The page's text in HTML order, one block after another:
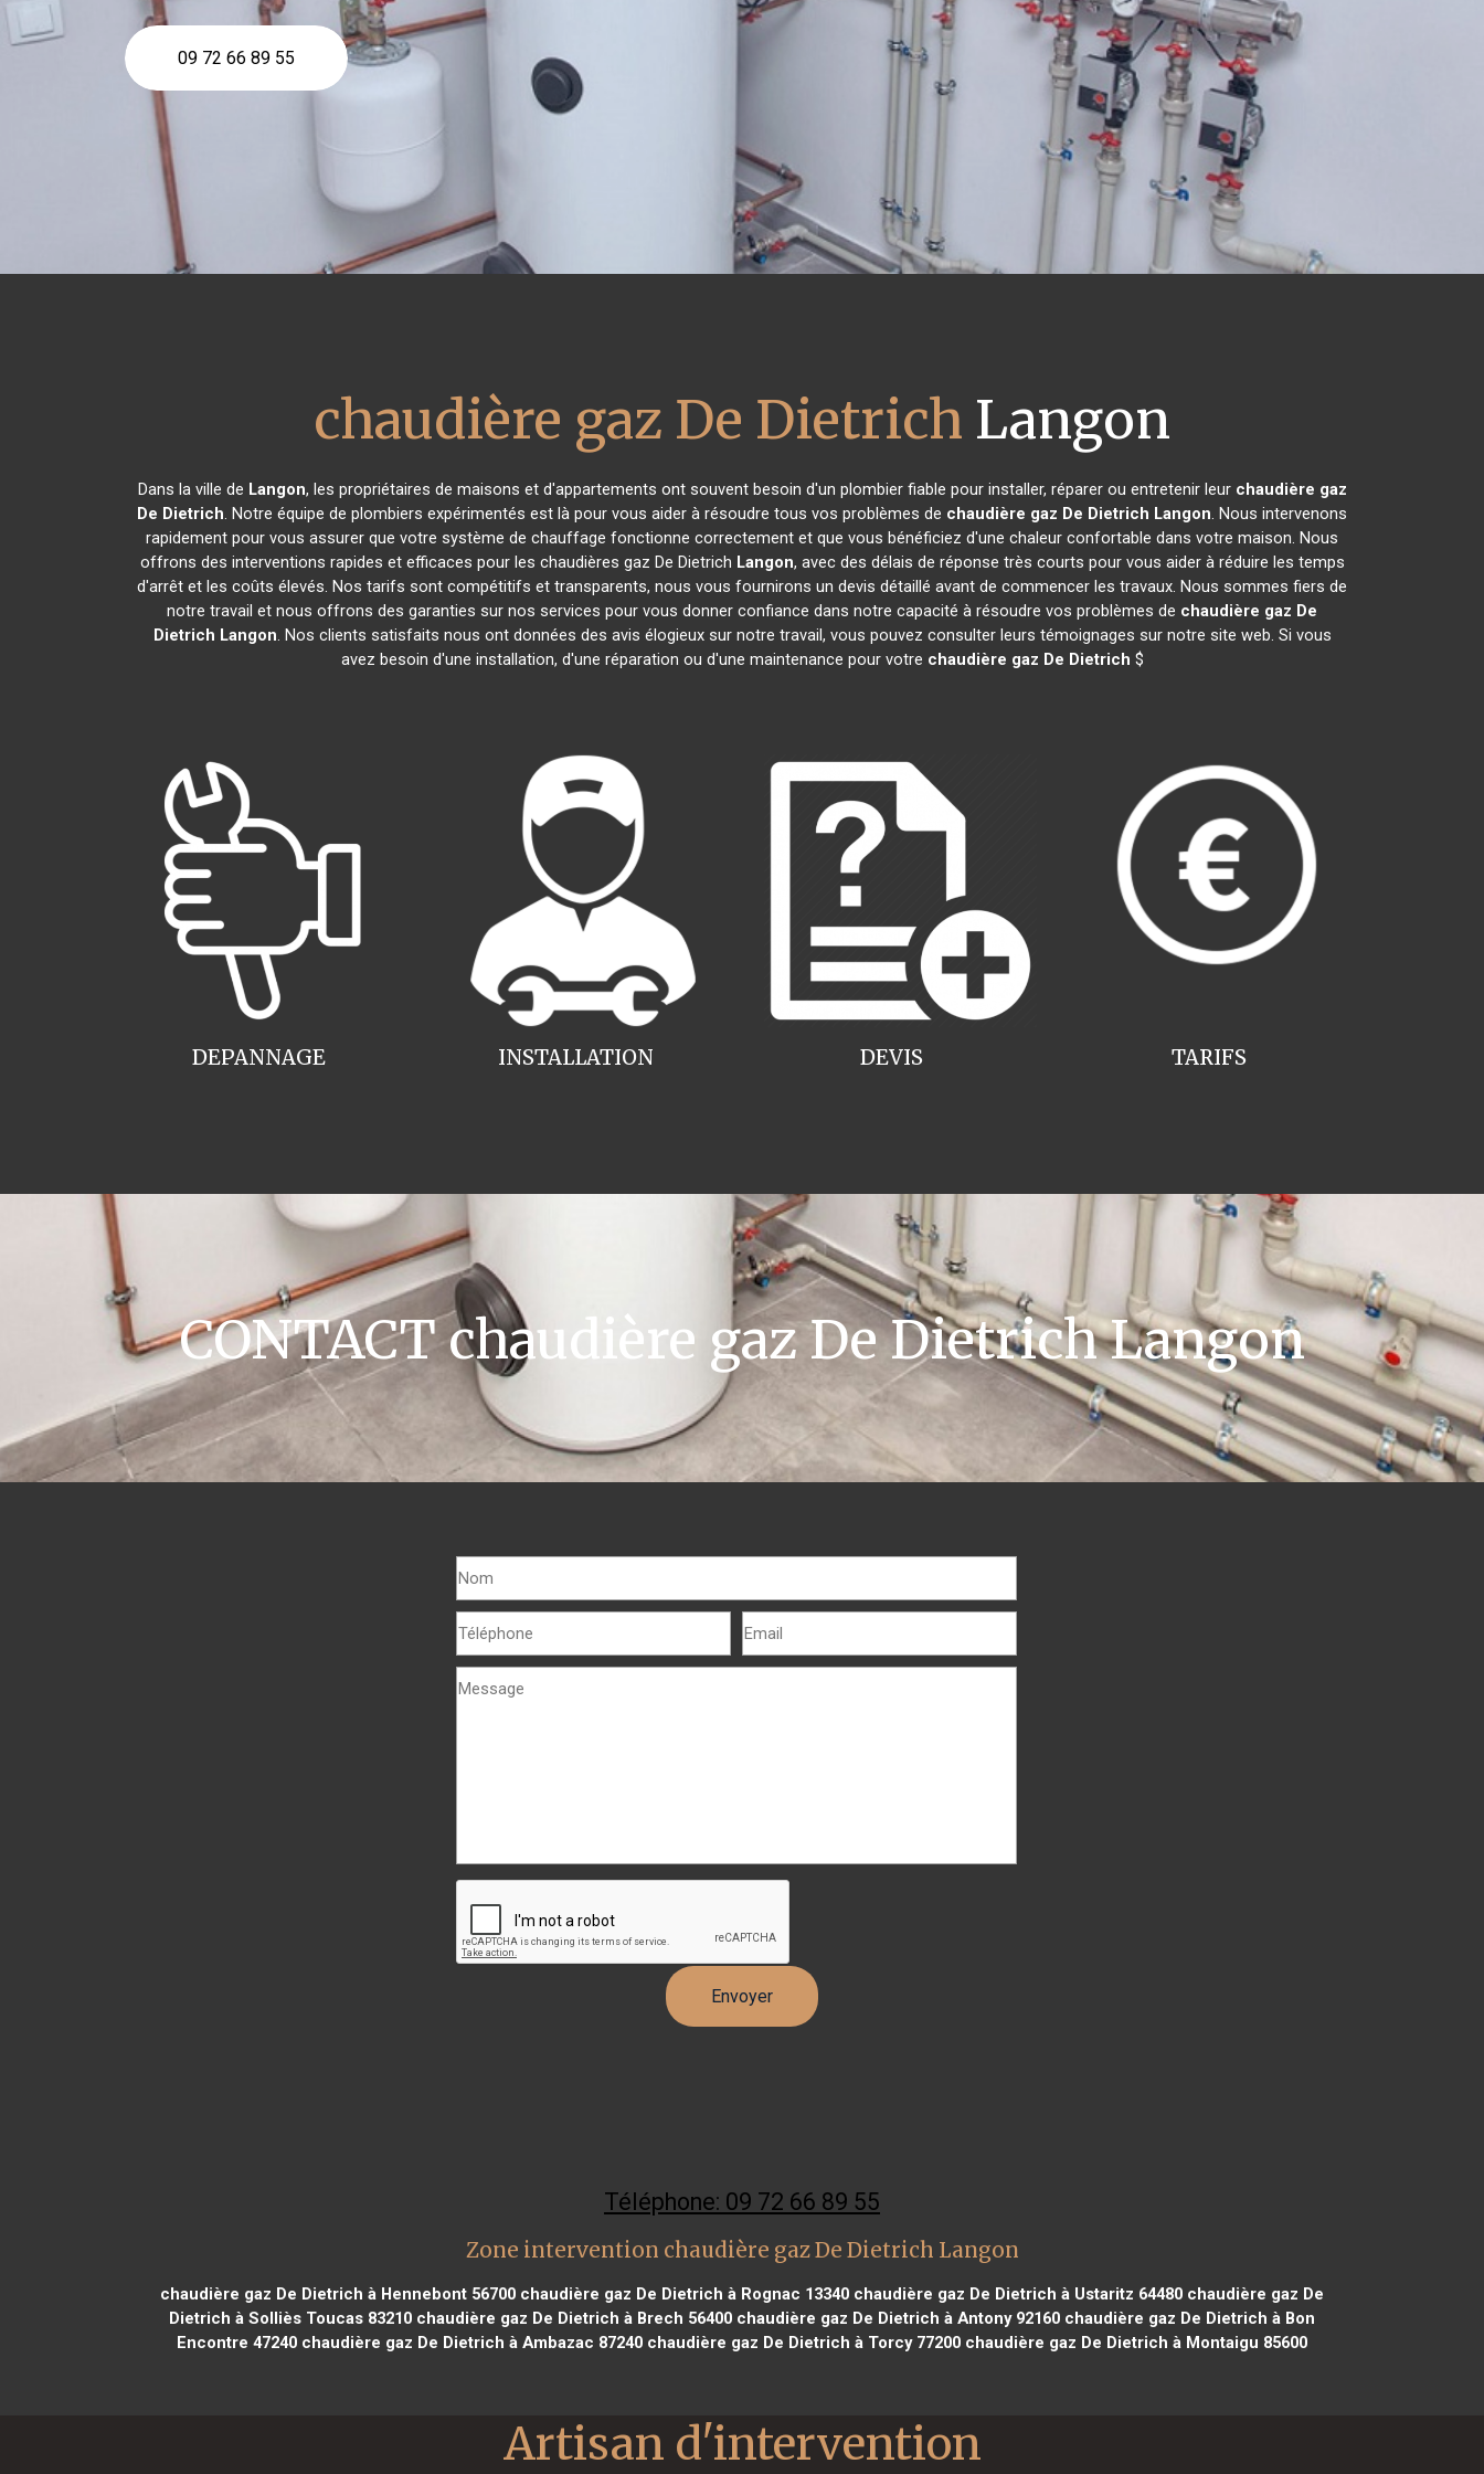
09 72 66 89 55
chaudière gaz De Dietrich Langon
Dans la ville de Langon, les propriétaires de maisons et d'appartements ont souvent besoin d'un plombier fiable pour installer, réparer ou entretenir leur chaudière gaz
De Dietrich. Notre équipe de plombiers expérimentés est là pour vous aider à résoudre tous vos problèmes de chaudière gaz De Dietrich Langon. Nous intervenons
rapidement pour vous assurer que votre système de chauffage fonctionne correctement et que vous bénéficiez d'une chaleur confortable dans votre maison. Nous
offrons des interventions rapides et efficaces pour les chaudières gaz De Dietrich Langon, avec des délais de réponse très courts pour vous aider à réduire les temps
d'arrêt et les coûts élevés. Nos tarifs sont compétitifs et transparents, nous vous fournirons un devis détaillé avant de commencer les travaux. Nous sommes fiers de
notre travail et nous offrons des garanties sur nos services pour vous donner confiance dans notre capacité à résoudre vos problèmes de chaudière gaz De
Dietrich Langon. Nos clients satisfaits nous ont données des avis élogieux sur notre travail, vous pouvez consulter leurs témoignages sur notre site web. Si vous
avez besoin d'une installation, d'une réparation ou d'une maintenance pour votre chaudière gaz De Dietrich $
INSTALLATION
DEPANNAGE TARIFS
DEVIS
CONTACT chaudière gaz De Dietrich Langon
Téléphone: 09 72 66 89 55
Zone intervention chaudière gaz De Dietrich Langon
chaudière gaz De Dietrich à Hennebont 56700 chaudière gaz De Dietrich à Rognac 13340 chaudière gaz De Dietrich à Ustaritz 64480 chaudière gaz De
Dietrich à Solliès Toucas 83210 chaudière gaz De Dietrich à Brech 56400 chaudière gaz De Dietrich à Antony 92160 chaudière gaz De Dietrich à Bon
Encontre 47240 chaudière gaz De Dietrich à Ambazac 87240 chaudière gaz De Dietrich à Torcy 77200 chaudière gaz De Dietrich à Montaigu 85600
Artisan d'intervention